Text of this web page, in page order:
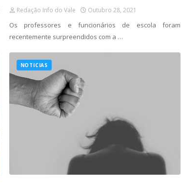
Redação Info do Vale Outubro 28, 2021
Os professores e funcionários de escola foram
recentemente surpreendidos com a …
NOTICIAS